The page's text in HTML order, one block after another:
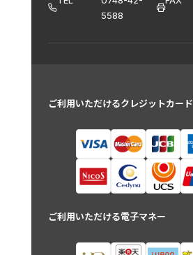
5588
ご利用いただけるクレジットカード
ご利用いただける電子マネー